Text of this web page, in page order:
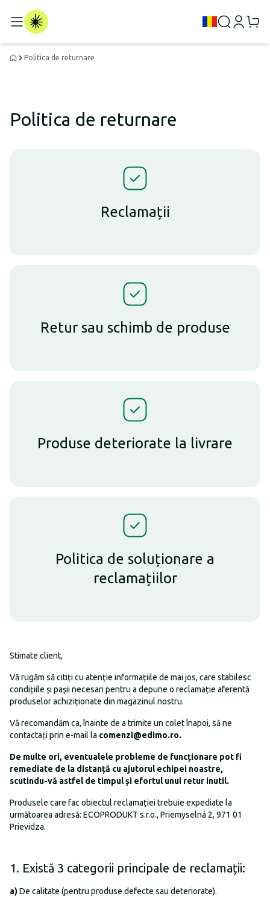
Politica de returnare
Politica de returnare
Reclamații
Retur sau schimb de produse
Produse deteriorate la livrare
Politica de soluționare a
reclamațiilor
Stimate client,
Vă rugăm să citiți cu atenție informațiile de mai jos, care stabilesc
condițiile și pașii necesari pentru a depune o reclamație aferentă
produselor achiziționate din magazinul nostru.
Vă recomandăm ca, înainte de a trimite un colet înapoi, să ne
contactați prin e-mail la comenzi@edimo.ro.
De multe ori, eventualele probleme de funcționare pot fi
remediate de la distanță cu ajutorul echipei noastre,
scutindu-vă astfel de timpul și efortul unui retur inutil.
Produsele care fac obiectul reclamației trebuie expediate la
următoarea adresă: ECOPRODUKT s.r.o., Priemyselná 2, 971 01
Prievidza.
1. Există 3 categorii principale de reclamații:
a)De calitate (pentru produse defecte sau deteriorate).